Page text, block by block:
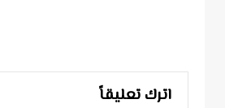
اترك تعليقاً